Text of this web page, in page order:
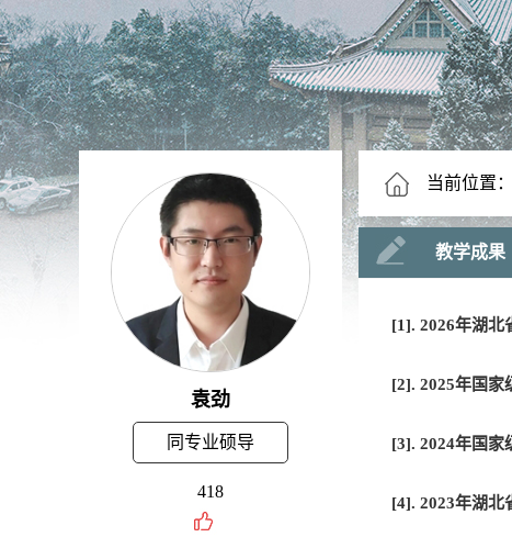
袁劲
同专业硕导
418
当前位置：
教学成果
[1]. 2026年湖北
[2]. 2025年国家
[3]. 2024年国家
[4]. 2023年湖北